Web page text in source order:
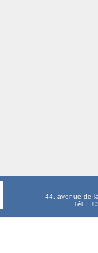
44, avenue de
Tél. :